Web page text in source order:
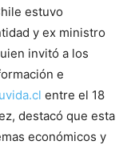
estuvo
y ex ministro
invitó a los
e
entre el 18
destacó que esta
económicos y